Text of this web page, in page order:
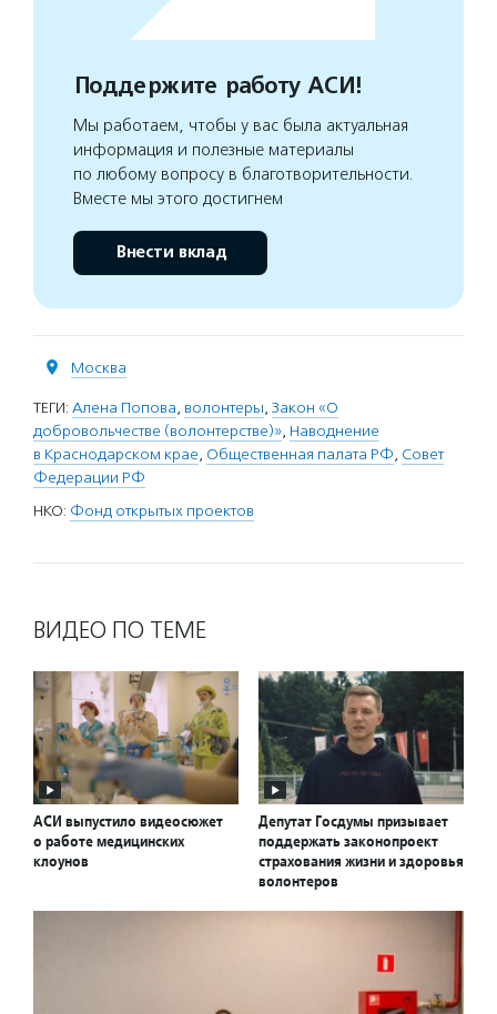
Поддержите работу АСИ!
Мы работаем, чтобы у вас была актуальная
информация и полезные материалы
по любому вопросу в благотворительности.
Вместе мы этого достигнем
Внести вклад
Москва
ТЕГИ: Алена Попова, волонтеры, Закон «О
добровольчестве (волонтерстве)», Наводнение
в Краснодарском крае, Общественная палата РФ, Совет
Федерации РФ
НКО: Фонд открытых проектов
ВИДЕО ПО ТЕМЕ
АСИ выпустило видеосюжет
о работе медицинских
клоунов
Депутат Госдумы призывает
поддержать законопроект
страхования жизни и здоровья
волонтеров